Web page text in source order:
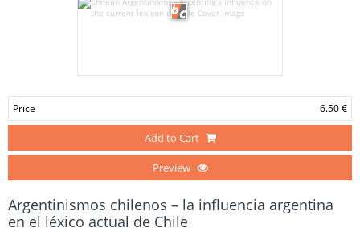
Price 6.50 €
Add to Cart
Preview
Argentinismos chilenos – la influencia argentina
en el léxico actual de Chile